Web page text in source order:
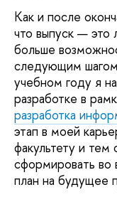
Как и после
что выпуск — это
больше
следующим
учебном году я
разработке в
разработка
этап в моей
факультету и тем
сформировать
план на будущее